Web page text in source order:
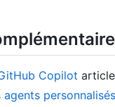
Copilot
personnalisés